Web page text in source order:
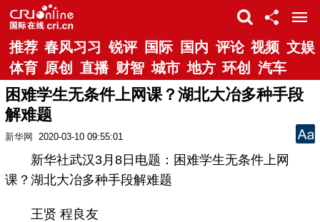
推荐 春风习习 锐评 国际 国内 评论 视频 文娱
体育 原创 直播 财智 城市 地方 环创 汽车
困难学生无条件上网课？湖北大冶多种手段
解难题
新华网 2020-03-10 09:55:01
新华社武汉3月8日电题：困难学生无条件上网
课？湖北大冶多种手段解难题
王贤 程良友